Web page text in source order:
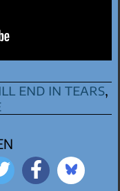
end in tears,